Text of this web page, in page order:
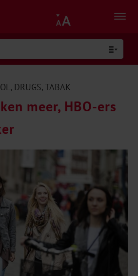
, DRUGS,TABAK
meer, HBO-ers